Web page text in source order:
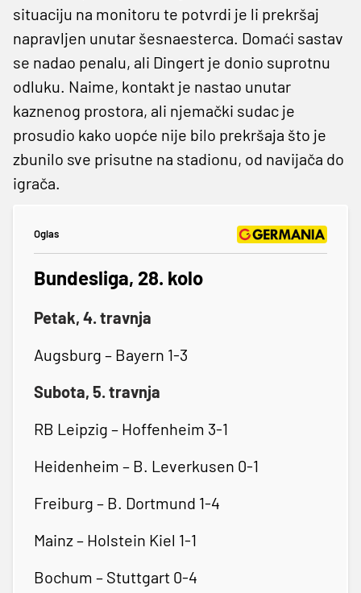
situaciju na monitoru te potvrdi je li prekršaj
napravljen unutar šesnaesterca. Domaći sastav
se nadao penalu, ali Dingert je donio suprotnu
odluku. Naime, kontakt je nastao unutar
kaznenog prostora, ali njemački sudac je
prosudio kako uopće nije bilo prekršaja što je
zbunilo sve prisutne na stadionu, od navijača do
igrača.
Oglas
Bundesliga, 28. kolo
Petak, 4. travnja
Augsburg – Bayern 1-3
Subota, 5. travnja
RB Leipzig – Hoffenheim 3-1
Heidenheim – B. Leverkusen 0-1
Freiburg – B. Dortmund 1-4
Mainz – Holstein Kiel 1-1
Bochum – Stuttgart 0-4